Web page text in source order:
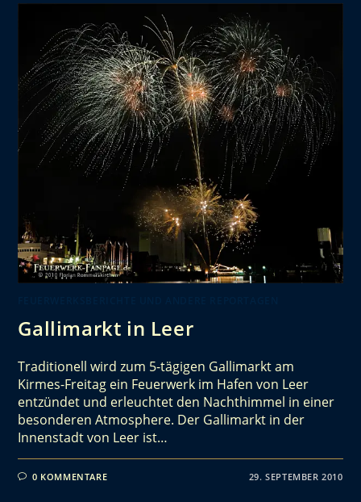
Gallimarkt in Leer
Traditionell wird zum 5-tägigen Gallimarkt am
Kirmes-Freitag ein Feuerwerk im Hafen von Leer
entzündet und erleuchtet den Nachthimmel in einer
besonderen Atmosphere. Der Gallimarkt in der
Innenstadt von Leer ist…
0 KOMMENTARE 29. SEPTEMBER 2010